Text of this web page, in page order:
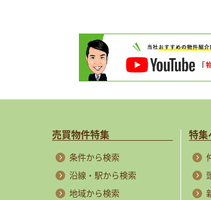
売買物件特集
条件から検索
沿線・駅から検索
地域から検索
特集